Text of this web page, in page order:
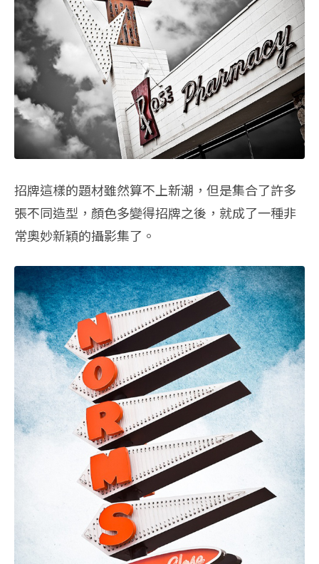
招牌這樣的題材雖然算不上新潮，但是集合了許多
張不同造型，顏色多變得招牌之後，就成了一種非
常奧妙新穎的攝影集了。